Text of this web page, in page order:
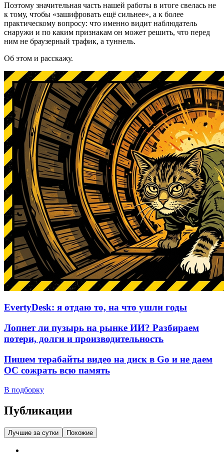
Поэтому значительная часть нашей работы в итоге свелась не
к тому, чтобы «зашифровать ещё сильнее», а к более
практическому вопросу: что именно видит наблюдатель
снаружи и по каким признакам он может решить, что перед
ним не браузерный трафик, а туннель.
Об этом и расскажу.
EvertyDesk: я отдаю то, на что ушли годы
Лопнет ли пузырь на рынке ИИ? Разбираем
потери, долги и производительность
Пишем терабайты видео на диск в Go и не даем
ОС сожрать всю память
В подборку
Публикации
Лучшие за сутки Похожие